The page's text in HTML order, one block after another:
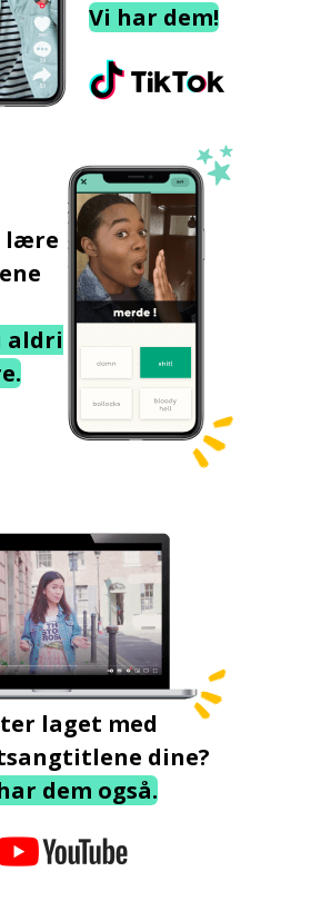
Vi har dem!
lære
aldri
laget med
dine?
dem også.